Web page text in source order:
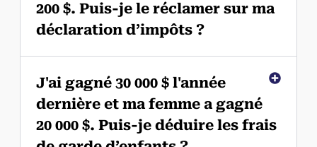
200 $. Puis-je le réclamer sur ma
déclaration d’impôts ?
J'ai gagné 30 000 $ l'année
dernière et ma femme a gagné
20 000 $. Puis-je déduire les frais